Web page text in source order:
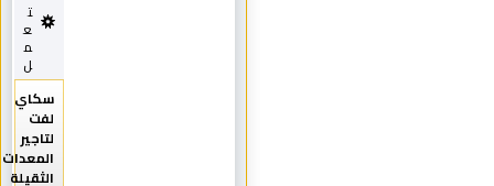
ت
ع
سكاي
لفت
لتاجير
المعدات
الثقيلة